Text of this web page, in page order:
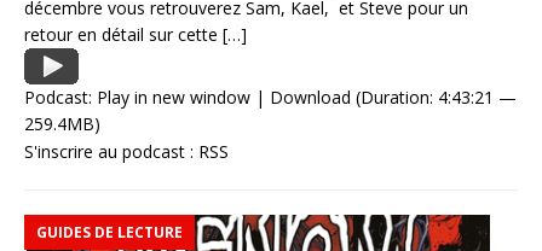
décembre vous retrouverez Sam, Kael, et Steve pour un
retour en détail sur cette […]
Podcast: Play in new window | Download (Duration: 4:43:21 —
259.4MB)
S'inscrire au podcast : RSS
GUIDES DE LECTURE